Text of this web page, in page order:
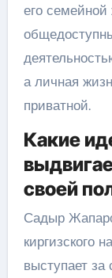
его
а личная
приватной.
Какие
своей
Садыр
киргизского
выступает за